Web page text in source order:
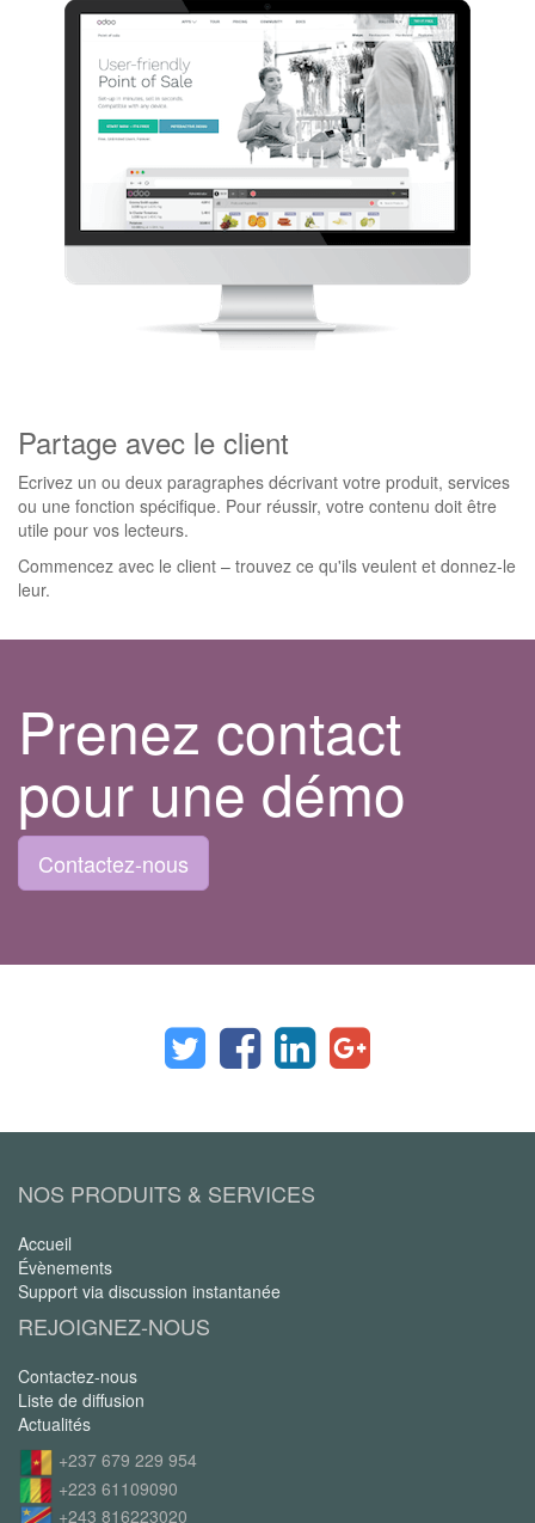
Partage avec le client
Ecrivez un ou deux paragraphes décrivant votre produit, services
ou une fonction spécifique. Pour réussir, votre contenu doit être
utile pour vos lecteurs.
Commencez avec le client – trouvez ce qu'ils veulent et donnez-le
leur.
Prenez contact
pour une démo
Contactez-nous
NOS PRODUITS & SERVICES
Accueil
Évènements
Support via discussion instantanée
REJOIGNEZ-NOUS
Contactez-nous
Liste de diffusion
Actualités
+237 679 229 954
+223 61109090
+243 816223020